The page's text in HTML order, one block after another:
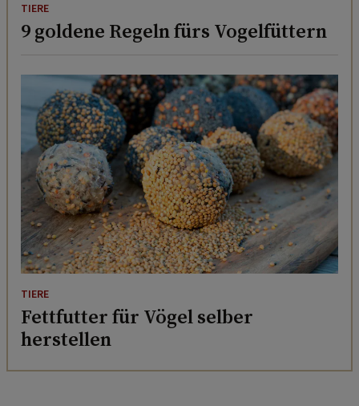
TIERE
9 goldene Regeln fürs Vogelfüttern
TIERE
Fettfutter für Vögel selber
herstellen